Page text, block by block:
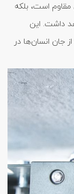
مقاوم است، بلکه
داشت. این
جان انسان‌ها در